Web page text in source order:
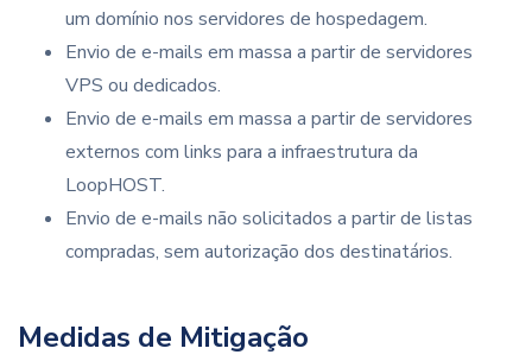
um domínio nos servidores de hospedagem.
Envio de e-mails em massa a partir de servidores
VPS ou dedicados.
Envio de e-mails em massa a partir de servidores
externos com links para a infraestrutura da
LoopHOST.
Envio de e-mails não solicitados a partir de listas
compradas, sem autorização dos destinatários.
Medidas de Mitigação